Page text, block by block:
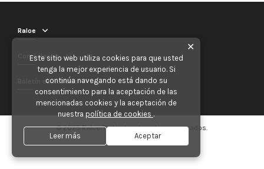
Raloe
Contáctenos
Boletín de noticias
© 2025 Raloe. Todos los derechos reservados.
✕
Este sitio web utiliza cookies para que usted
tenga la mejor experiencia de usuario. Si
continúa navegando está dando su
consentimiento para la aceptación de las
mencionadas cookies y la aceptación de
nuestra política de cookies .
Leer más Aceptar